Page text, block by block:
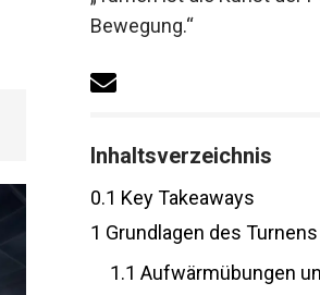
Bewegung.“
Inhaltsverzeichnis
0.1Key Takeaways
Grundlagen des Turnens
1.1Aufwärmübungen